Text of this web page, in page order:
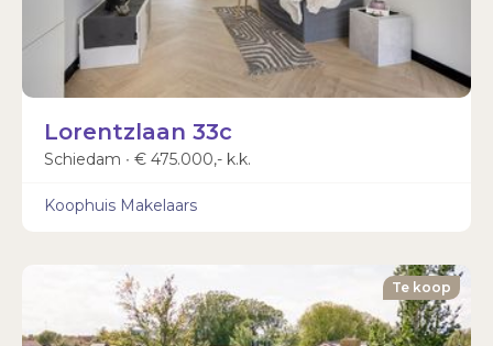
Lorentzlaan 33c
Schiedam ∙ € 475.000,- k.k.
Koophuis Makelaars
Te koop